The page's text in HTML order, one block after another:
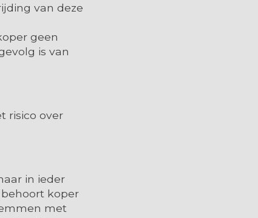
van deze
geen
is van
risico over
in ieder
koper
met